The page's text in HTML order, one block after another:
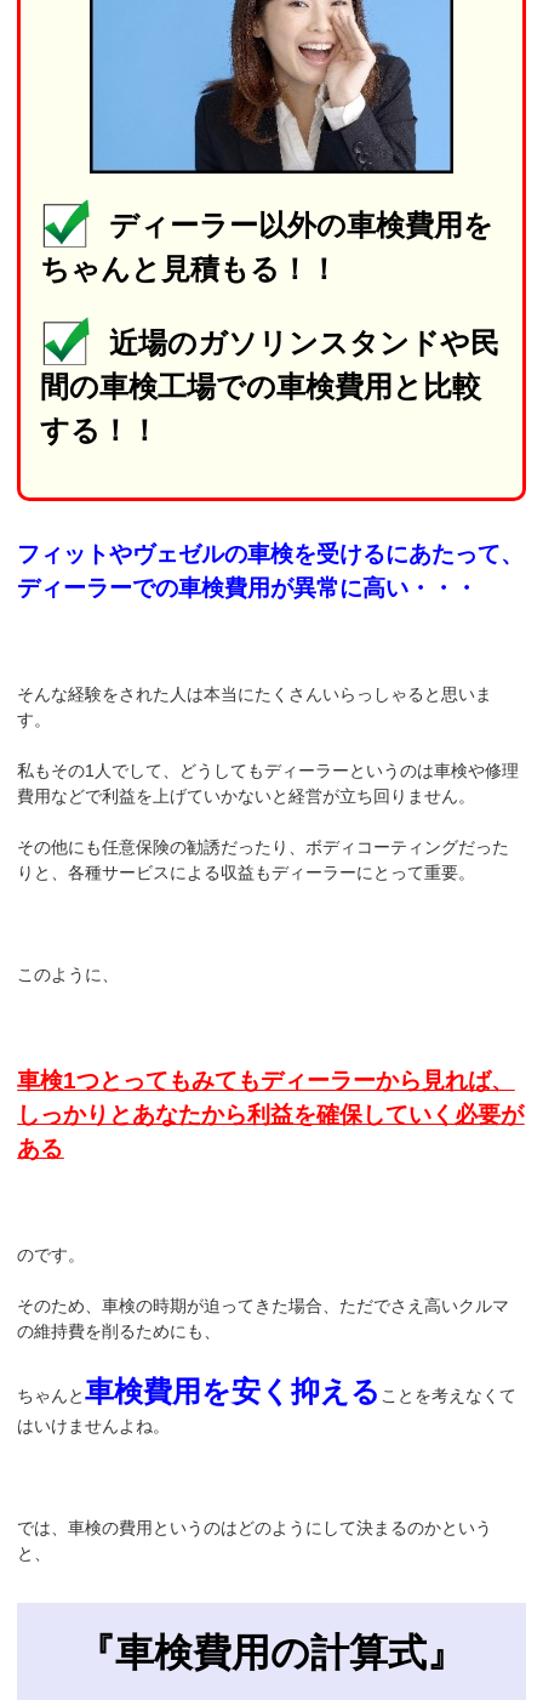
ディーラー以外の車検費用を
ちゃんと見積もる！！
近場のガソリンスタンドや民
間の車検工場での車検費用と比較
する！！
フィットやヴェゼルの車検を受けるにあたって、
ディーラーでの車検費用が異常に高い・・・
そんな経験をされた人は本当にたくさんいらっしゃると思いま
す。
私もその1人でして、どうしてもディーラーというのは車検や修理
費用などで利益を上げていかないと経営が立ち回りません。
その他にも任意保険の勧誘だったり、ボディコーティングだった
りと、各種サービスによる収益もディーラーにとって重要。
このように、
車検1つとってもみてもディーラーから見れば、
しっかりとあなたから利益を確保していく必要が
ある
のです。
そのため、車検の時期が迫ってきた場合、ただでさえ高いクルマ
の維持費を削るためにも、
ちゃんと車検費用を安く抑える ことを考えなくて
はいけませんよね。
では、車検の費用というのはどのようにして決まるのかという
と、
『車検費用の計算式』